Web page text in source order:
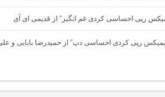
رپی احساسی کردی غم انگیز” از قدیمی ای آی
رپی کردی احساسی دپ” از حمیدرضا بابایی و